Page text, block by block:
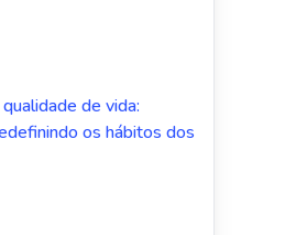
de vida:
os hábitos dos